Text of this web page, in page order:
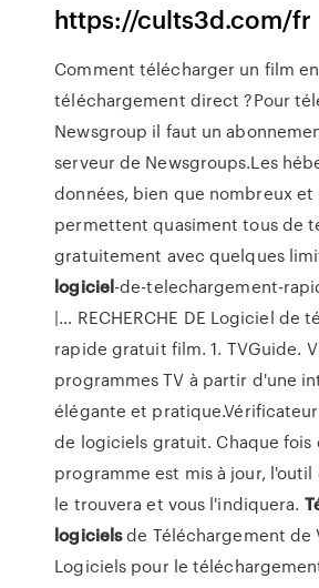
https://cults3d.com/fr
Comment télécharger un film en
téléchargement direct ?Pour
Newsgroup il faut un
serveur de Newsgroups.Les
données, bien que nombreux et
permettent quasiment tous de
gratuitement avec quelques
logiciel-de-telechargement-
|… RECHERCHE DE Logiciel de
rapide gratuit film. 1. TVGuide.
programmes TV à partir d'une
élégante et
de logiciels gratuit. Chaque fois
programme est mis à jour,
le trouvera et vous l'indiquera.
logicielsde Téléchargement de
Logiciels pour le